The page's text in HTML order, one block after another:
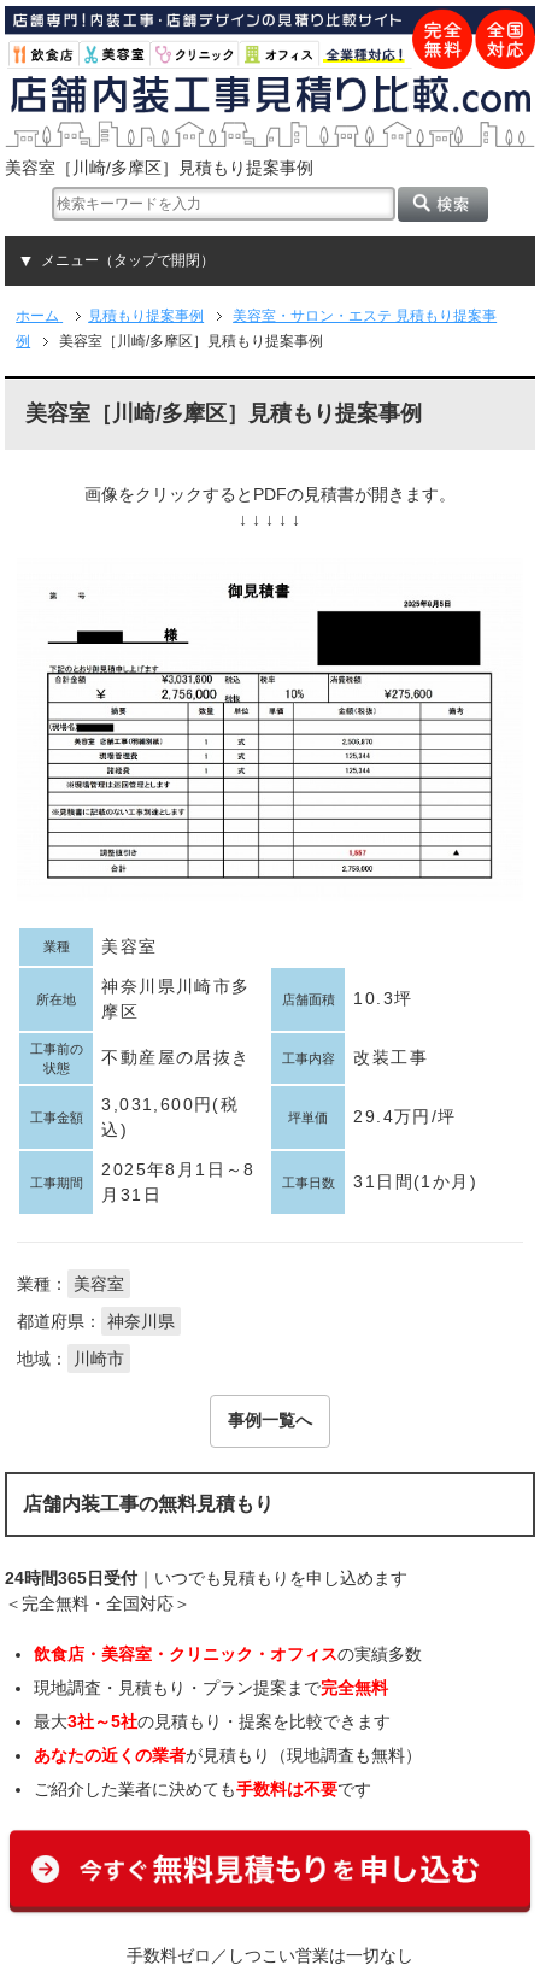
美容室［川崎/多摩区］見積もり提案事例
メニュー（タップで開閉）
ホーム 見積もり提案事例
美容室・サロン・エステ 見積もり提案事
例
美容室［川崎/多摩区］見積もり提案事例
美容室［川崎/多摩区］見積もり提案事例
画像をクリックするとPDFの見積書が開きます。
↓ ↓ ↓ ↓ ↓
業種 美容室
所在地
神奈川県川崎市多
摩区
店舗面積 10.3坪
工事前の
状態
不動産屋の居抜き 工事内容 改装工事
工事金額
3,031,600円(税
込)
坪単価 29.4万円/坪
工事期間
2025年8月1日～8
月31日
工事日数 31日間(1か月)
業種：
美容室
都道府県：
神奈川県
地域：
川崎市
事例一覧へ
店舗内装工事の無料見積もり
24時間365日受付 ｜いつでも見積もりを申し込めます
＜完全無料・全国対応＞
飲食店・美容室・クリニック・オフィスの実績多数
現地調査・見積もり・プラン提案まで完全無料
最大3社～5社の見積もり・提案を比較できます
あなたの近くの業者が見積もり（現地調査も無料）
ご紹介した業者に決めても手数料は不要です
手数料ゼロ／しつこい営業は一切なし